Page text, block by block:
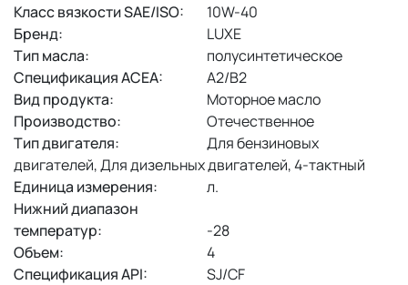
Класс вязкости SAE/ISO:
10W-40
Бренд:
LUXE
Тип масла:
полусинтетическое
Спецификация ACEA:
A2/B2
Вид продукта:
Моторное масло
Производство:
Отечественное
Тип двигателя:
Для бензиновых
двигателей, Для дизельных двигателей, 4-тактный
Единица измерения:
л.
Нижний диапазон
температур:
-28
Объем:
4
Спецификация API:
SJ/CF